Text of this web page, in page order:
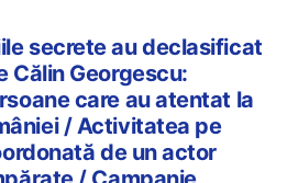
secrete au declasificat
Călin Georgescu:
care au atentat la
/ Activitatea pe
de un actor